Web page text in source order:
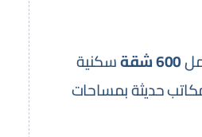
600 شقة
سكنية
حديثة بمساحات